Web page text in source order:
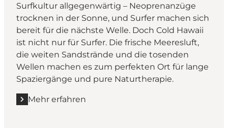
Surfkultur allgegenwärtig – Neoprenanzüge
trocknen in der Sonne, und Surfer machen sich
bereit für die nächste Welle. Doch Cold Hawaii
ist nicht nur für Surfer. Die frische Meeresluft,
die weiten Sandstrände und die tosenden
Wellen machen es zum perfekten Ort für lange
Spaziergänge und pure Naturtherapie.
Mehr erfahren
Mehr erfahren "Cold Hawaii - Ein Paradies für Surfer"